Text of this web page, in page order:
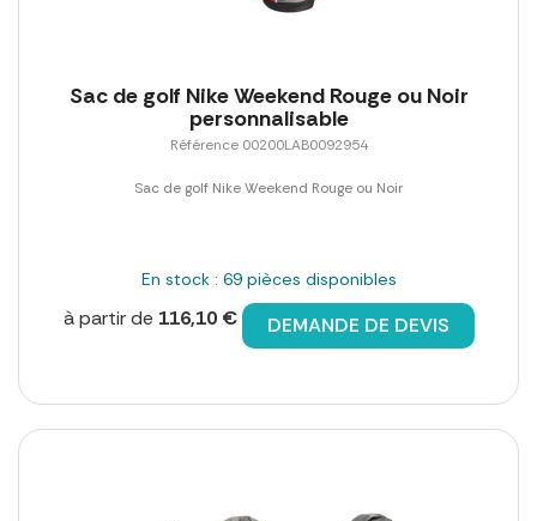
Sac de golf Nike Weekend Rouge ou Noir
personnalisable
Référence 00200LAB0092954
Sac de golf Nike Weekend Rouge ou Noir
En stock : 69 pièces disponibles
à partir de 116,10 € DEMANDE DE DEVIS